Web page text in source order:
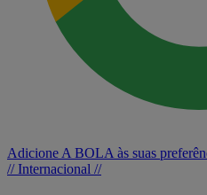
Adicione A BOLA às suas
// Internacional //